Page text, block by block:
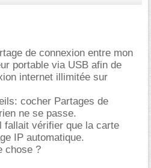
de connexion entre mon
portable via USB afin de
internet illimitée sur
cocher Partages de
ne se passe.
fallait vérifier que la carte
IP automatique.
chose ?